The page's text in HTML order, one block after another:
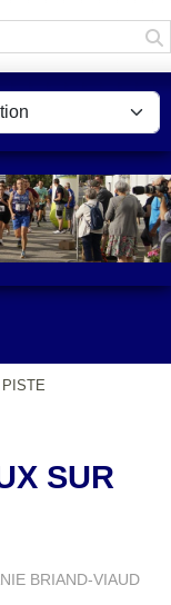
SUR
BRIAND-VIAUD